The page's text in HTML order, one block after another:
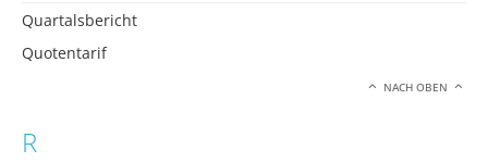
Quartalsbericht
Quotentarif
NACH OBEN
R